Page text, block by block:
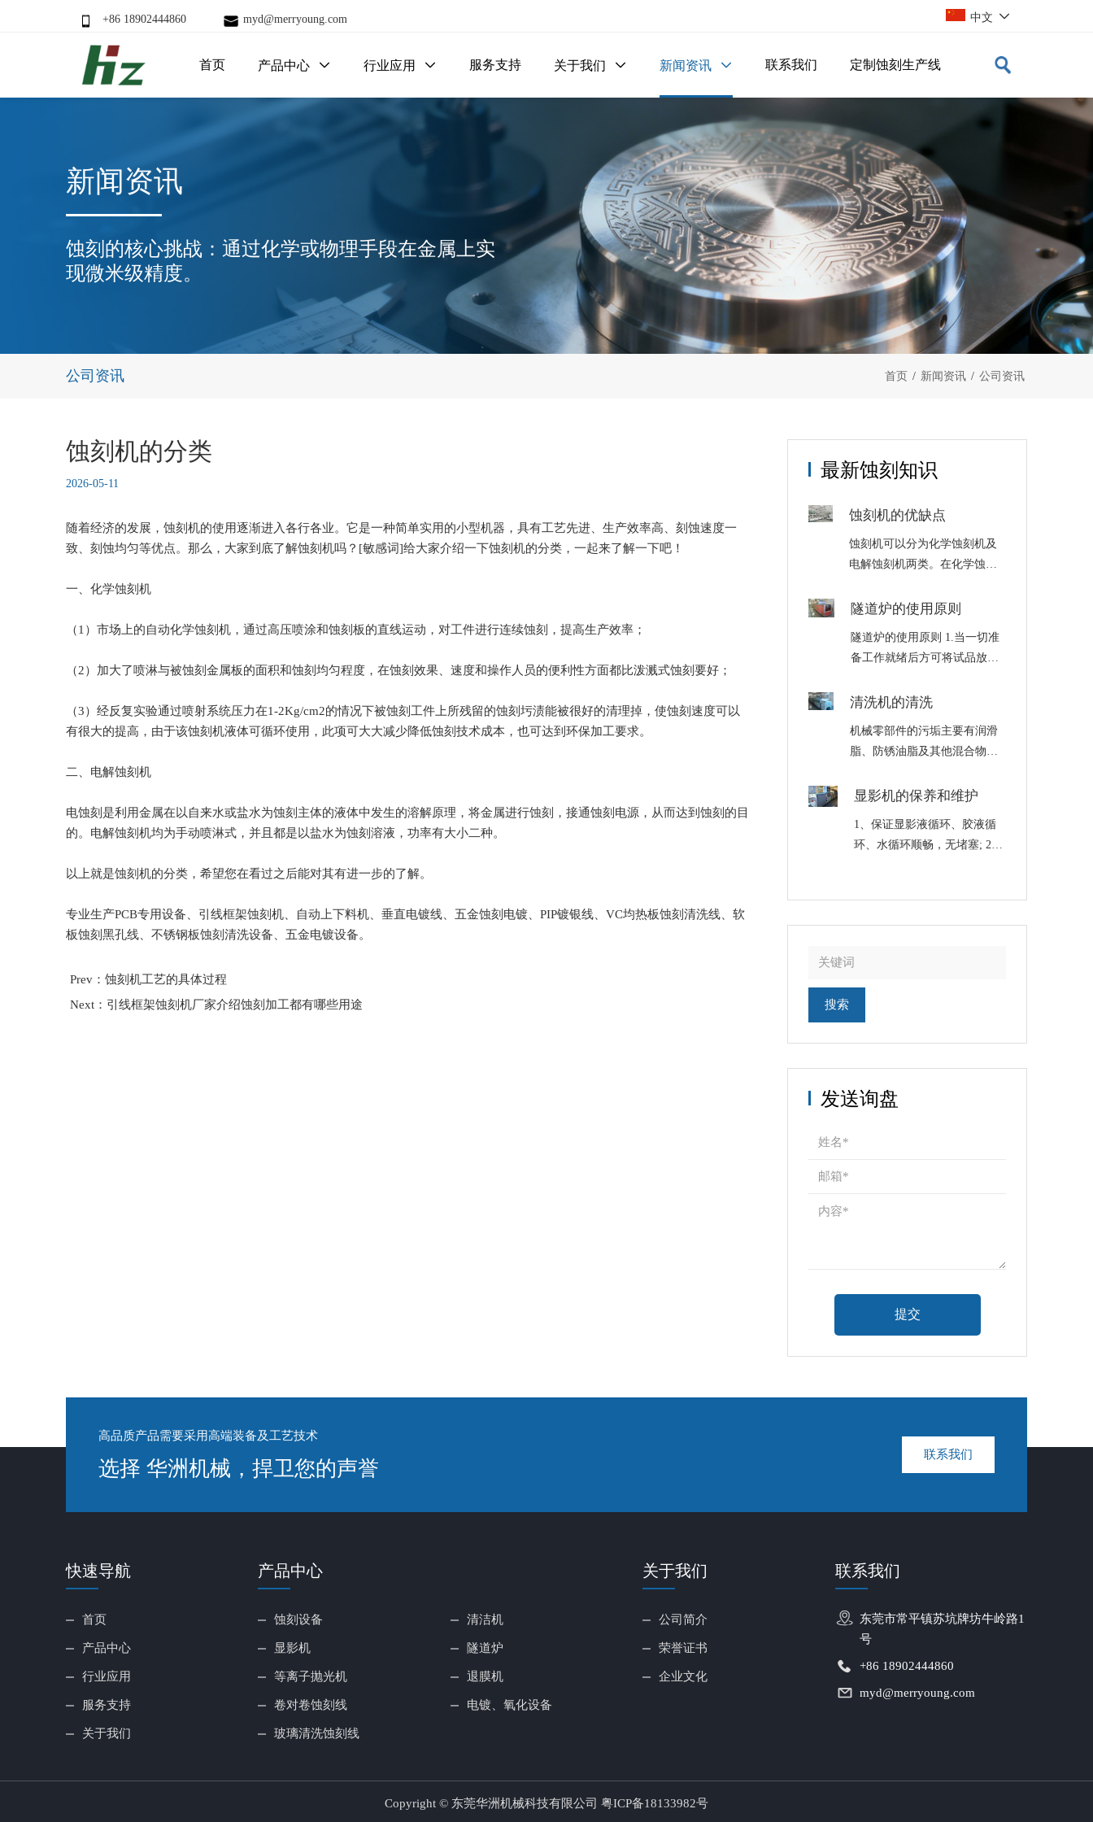
+86 18902444860 myd@merryoung.com 中文 
首页 产品中心  行业应用  服务支持 关于我们  新闻资讯  联系我们 定制蚀刻生产线
新闻资讯
蚀刻的核心挑战：通过化学或物理手段在金属上实
现微米级精度。
公司资讯 首页 / 新闻资讯 / 公司资讯
蚀刻机的分类
2026-05-11
随着经济的发展，蚀刻机的使用逐渐进入各行各业。它是一种简单实用的小型机器，具有工艺先进、生产效率高、刻蚀速度一
致、刻蚀均匀等优点。那么，大家到底了解蚀刻机吗？[敏感词]给大家介绍一下蚀刻机的分类，一起来了解一下吧！
一、化学蚀刻机
（1）市场上的自动化学蚀刻机，通过高压喷涂和蚀刻板的直线运动，对工件进行连续蚀刻，提高生产效率；
（2）加大了喷淋与被蚀刻金属板的面积和蚀刻均匀程度，在蚀刻效果、速度和操作人员的便利性方面都比泼溅式蚀刻要好；
（3）经反复实验通过喷射系统压力在1-2Kg/cm2的情况下被蚀刻工件上所残留的蚀刻圬渍能被很好的清理掉，使蚀刻速度可以
有很大的提高，由于该蚀刻机液体可循环使用，此项可大大减少降低蚀刻技术成本，也可达到环保加工要求。
二、电解蚀刻机
电蚀刻是利用金属在以自来水或盐水为蚀刻主体的液体中发生的溶解原理，将金属进行蚀刻，接通蚀刻电源，从而达到蚀刻的目
的。电解蚀刻机均为手动喷淋式，并且都是以盐水为蚀刻溶液，功率有大小二种。
以上就是蚀刻机的分类，希望您在看过之后能对其有进一步的了解。
专业生产PCB专用设备、引线框架蚀刻机、自动上下料机、垂直电镀线、五金蚀刻电镀、PIP镀银线、VC均热板蚀刻清洗线、软
板蚀刻黑孔线、不锈钢板蚀刻清洗设备、五金电镀设备。
Prev：蚀刻机工艺的具体过程
Next：引线框架蚀刻机厂家介绍蚀刻加工都有哪些用途
最新蚀刻知识
蚀刻机的优缺点
蚀刻机可以分为化学蚀刻机及
电解蚀刻机两类。在化学蚀刻
反应以达到蚀刻的目的，化学
物理撞击作用而移除的技术。
电蚀刻是利用金属在以自来水
隧道炉的使用原则
隧道炉的使用原则 1.当一切准
备工作就绪后方可将试品放入
源，红色指示灯亮表示箱内已
时，红灯熄灭绿灯亮，开始恒
温。为了防止温控失灵，还必
清洗机的清洗
机械零部件的污垢主要有润滑
脂、防锈油脂及其他混合物组
液清洗、电化学清洗，也可采
清洗机清洗是一个清洗的专门
类别，属工业清洗。 采用碱性
显影机的保养和维护
1、保证显影液循环、胶液循
环、水循环顺畅，无堵塞; 2、
换一次(建议使用100u滤芯);
发送询盘
高品质产品需要采用高端装备及工艺技术
选择 华洲机械，捍卫您的声誉
联系我们
快速导航
首页
产品中心
行业应用
服务支持
关于我们
产品中心
蚀刻设备 清洁机
显影机 隧道炉
等离子抛光机 退膜机
卷对卷蚀刻线 电镀、氧化设备
玻璃清洗蚀刻线
关于我们
公司简介
荣誉证书
企业文化
联系我们
东莞市常平镇苏坑牌坊牛岭路1
号
+86 18902444860
myd@merryoung.com
Copyright © 东莞华洲机械科技有限公司 粤ICP备18133982号